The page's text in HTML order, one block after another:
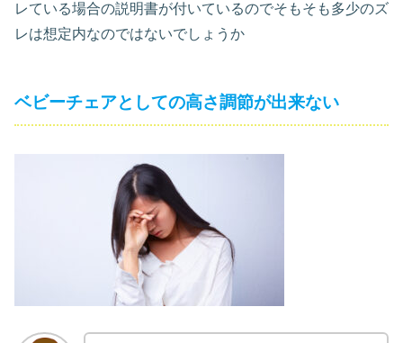
レている場合の説明書が付いているのでそもそも多少のズ
レは想定内なのではないでしょうか
ベビーチェアとしての高さ調節が出来ない